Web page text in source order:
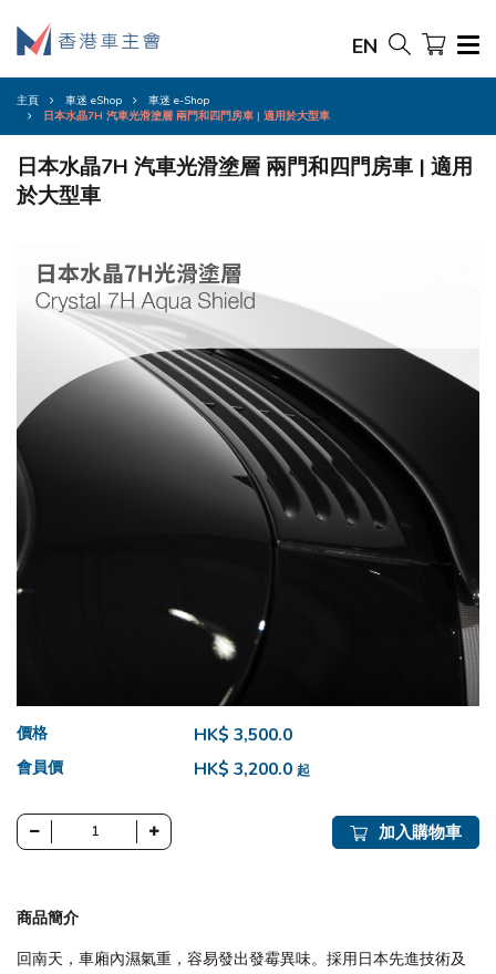
EN
主頁 車迷 eShop
車迷 e-Shop
日本水晶7H 汽車光滑塗層 兩門和四門房車 | 適用於大型車
日本水晶7H 汽車光滑塗層 兩門和四門房車 | 適用
於大型車
價格 HK$ 3,500.0
會員價 HK$ 3,200.0 起
加入購物車
商品簡介
回南天，車廂內濕氣重，容易發出發霉異味。採用日本先進技術及